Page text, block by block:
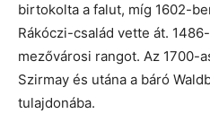
birtokolta a falut, míg 1602-
Rákóczi-család vette át.
mezővárosi rangot. Az 1700-
Szirmay és utána a báró
tulajdonába.